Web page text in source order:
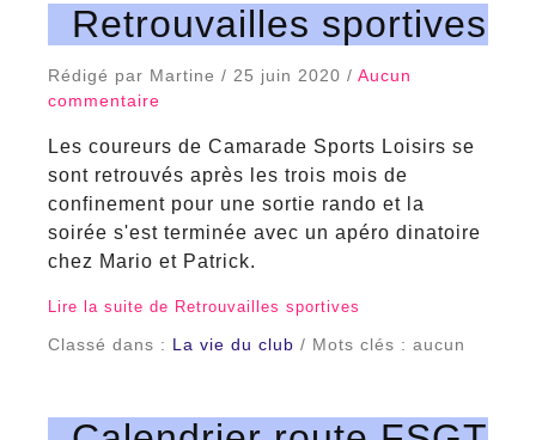
Retrouvailles sportives
Rédigé par Martine / 25 juin 2020 / Aucun
commentaire
Les coureurs de Camarade Sports Loisirs se
sont retrouvés après les trois mois de
confinement pour une sortie rando et la
soirée s'est terminée avec un apéro dinatoire
chez Mario et Patrick.
Lire la suite de Retrouvailles sportives
Classé dans : La vie du club / Mots clés : aucun